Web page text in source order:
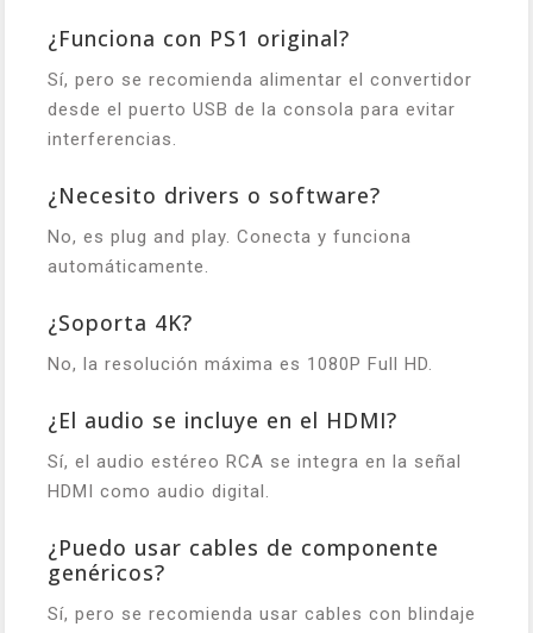
¿Funciona con PS1 original?
Sí, pero se recomienda alimentar el convertidor
desde el puerto USB de la consola para evitar
interferencias.
¿Necesito drivers o software?
No, es plug and play. Conecta y funciona
automáticamente.
¿Soporta 4K?
No, la resolución máxima es 1080P Full HD.
¿El audio se incluye en el HDMI?
Sí, el audio estéreo RCA se integra en la señal
HDMI como audio digital.
¿Puedo usar cables de componente
genéricos?
Sí, pero se recomienda usar cables con blindaje